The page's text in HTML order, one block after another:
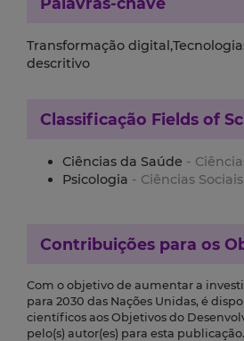
Transformação
descritivo
Classificação Fields of
Ciências da Saúde -
Psicologia - Ciências Sociais
Contribuições para os
Com o objetivo de aumentar a
para 2030 das Nações Unidas, é
científicos aos Objetivos do
pelo(s) autor(es) para esta